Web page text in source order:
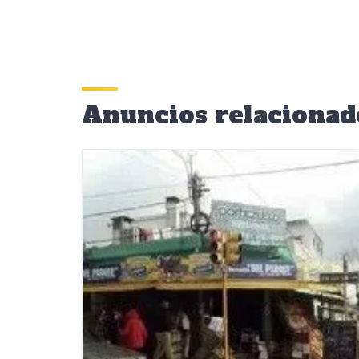
Anuncios